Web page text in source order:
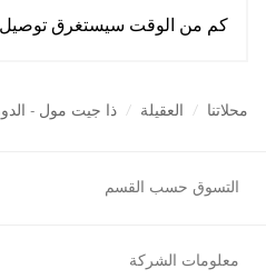
كم من الوقت سيستغرق توصيل
محلاتنا / العقيلة / ذا جيت مول -
التسوق حسب القسم
معلومات الشركة